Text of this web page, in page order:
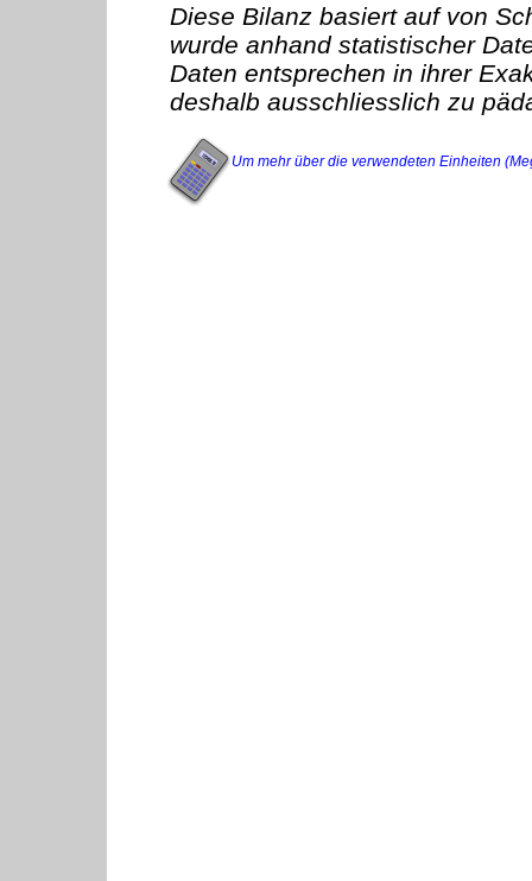
Diese Bilanz basiert auf von
wurde anhand statistischer
Daten entsprechen in ihrer
deshalb ausschliesslich zu
Um mehr über die verwendeten Einheiten